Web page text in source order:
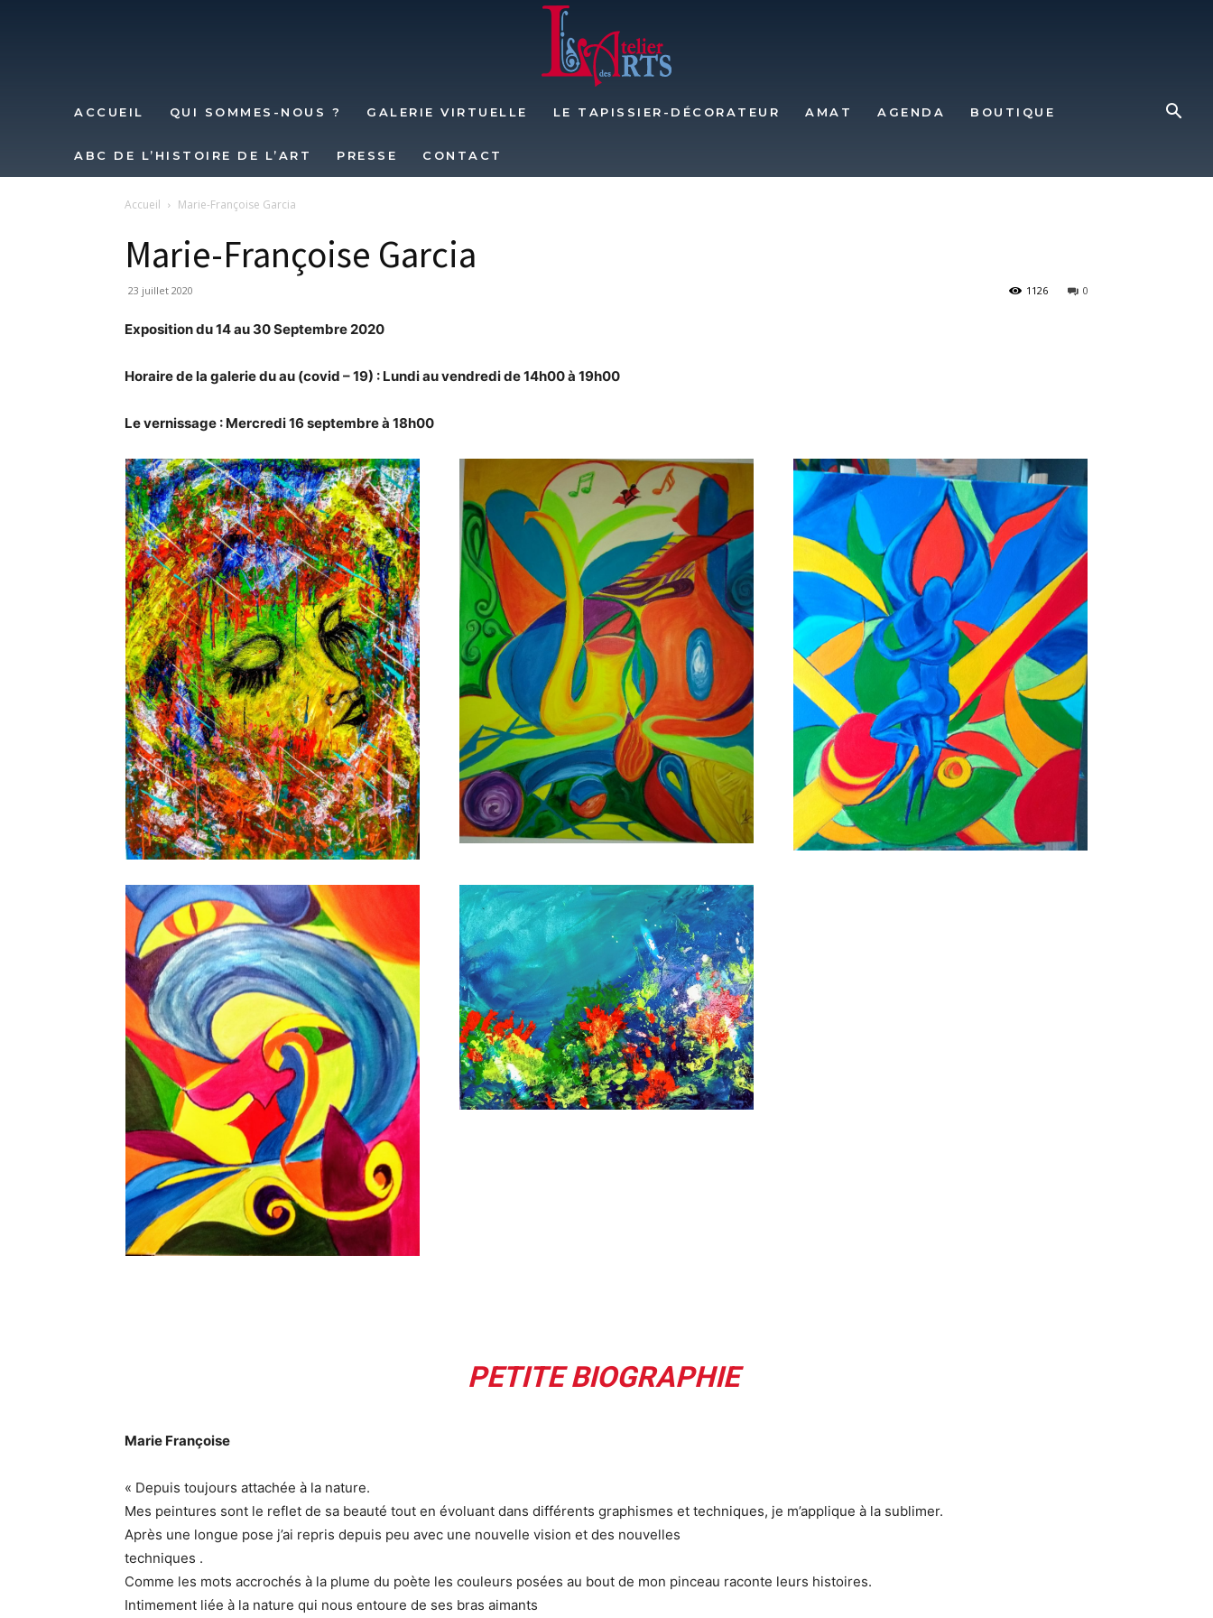
Arts
ACCUEIL QUI SOMMES-NOUS ? GALERIE VIRTUELLE LE TAPISSIER-DÉCORATEUR AMAT AGENDA BOUTIQUE
ABC DE L’HISTOIRE DE L’ART PRESSE CONTACT
Accueil Marie-Françoise Garcia
Marie-Françoise Garcia
23 juillet 2020 0
1126
Exposition du 14 au 30 Septembre 2020
Horaire de la galerie du au (covid – 19) : Lundi au vendredi de 14h00 à 19h00
Le vernissage : Mercredi 16 septembre à 18h00
PETITE BIOGRAPHIE
Marie Françoise
« Depuis toujours attachée à la nature.
Mes peintures sont le reflet de sa beauté tout en évoluant dans différents graphismes et techniques, je m’applique à la sublimer.
Après une longue pose j’ai repris depuis peu avec une nouvelle vision et des nouvelles
techniques .
Comme les mots accrochés à la plume du poète les couleurs posées au bout de mon pinceau raconte leurs histoires.
Intimement liée à la nature qui nous entoure de ses bras aimants